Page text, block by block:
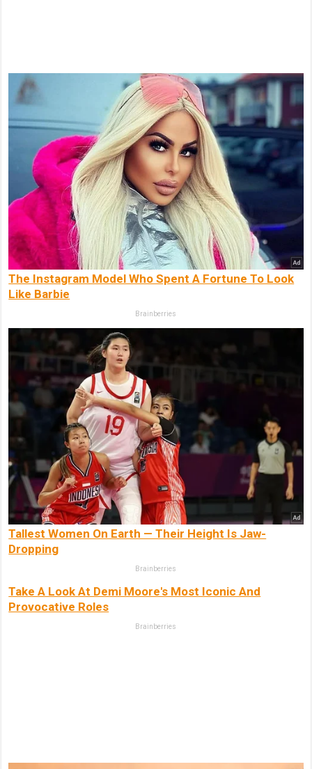
The Instagram Model Who Spent A Fortune To Look
Like Barbie
Brainberries
Tallest Women On Earth — Their Height Is Jaw-
Dropping
Brainberries
Take A Look At Demi Moore's Most Iconic And
Provocative Roles
Brainberries